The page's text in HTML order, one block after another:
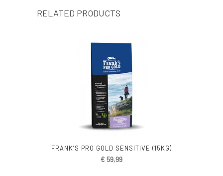
RELATED PRODUCTS
FRANK’S PRO GOLD SENSITIVE (15KG)
€ 59,99